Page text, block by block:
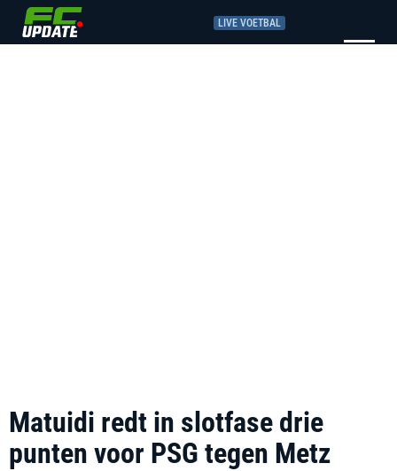
LIVE VOETBAL
Matuidi redt in slotfase drie
punten voor PSG tegen Metz